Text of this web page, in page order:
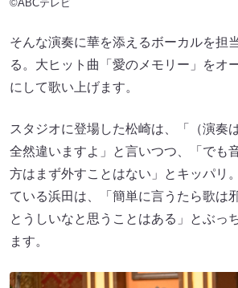
©ABCテレビ
そんな演奏に華を添えるボーカルを担
る。大ヒット曲「愛のメモリー」をオ
にして歌い上げます。
スタジオに登場した松崎は、「（演奏
全然違いますよ」と言いつつ、「でも
方はまず外すことはない」とキッパリ
ている浜田は、「簡単に言うたら歌は
とうしいなと思うことはある」とぶっ
ます。